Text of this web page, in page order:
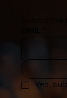
Subscribe
Yes,